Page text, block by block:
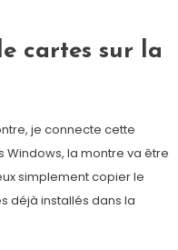
cartes sur la
je connecte cette
Windows, la montre va être
simplement copier le
déjà installés dans la